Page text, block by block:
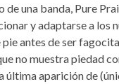
de una banda, Pure
y adaptarse a los
antes de ser
no muestra piedad
última aparición de